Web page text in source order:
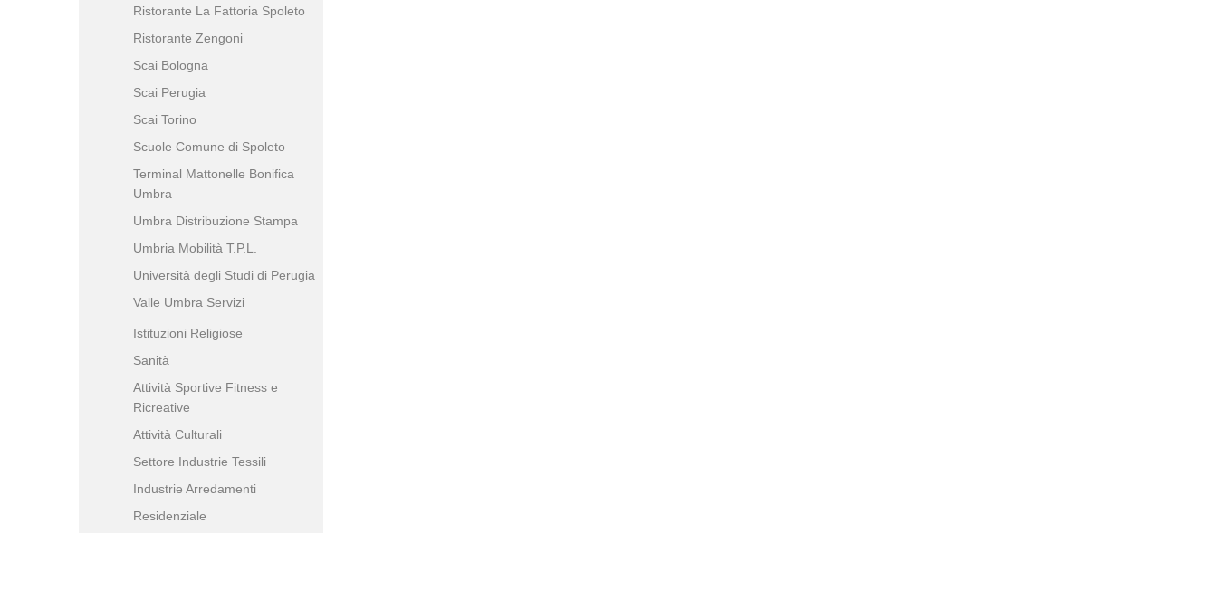
Ristorante La Fattoria Spoleto
Ristorante Zengoni
Scai Bologna
Scai Perugia
Scai Torino
Scuole Comune di Spoleto
Terminal Mattonelle Bonifica
Umbra
Umbra Distribuzione Stampa
Umbria Mobilità T.P.L.
Università degli Studi di Perugia
Valle Umbra Servizi
Istituzioni Religiose
Sanità
Attività Sportive Fitness e
Ricreative
Attività Culturali
Settore Industrie Tessili
Industrie Arredamenti
Residenziale